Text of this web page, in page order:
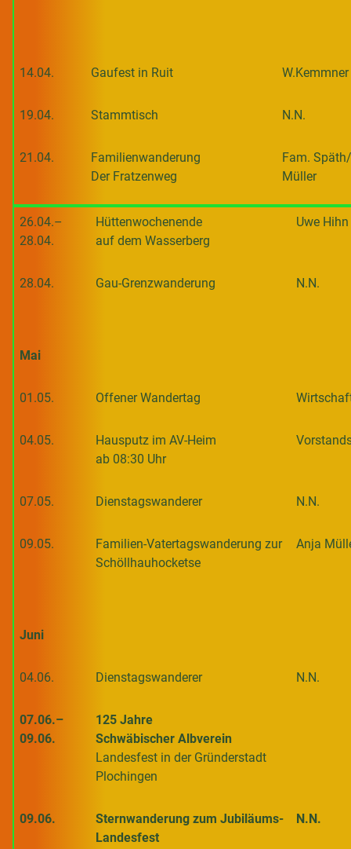
14.04. Gaufest in Ruit W.Kemmner
19.04. Stammtisch N.N.
21.04.
Familienwanderung
Der Fratzenweg
Fam.
Müller
26.04.–
28.04.
Hüttenwochenende
auf dem Wasserberg
Uwe Hihn
28.04. Gau-Grenzwanderung N.N.
Mai
01.05. Offener Wandertag
04.05.
Hausputz im AV-Heim
ab 08:30 Uhr
07.05. Dienstagswanderer N.N.
09.05.
Familien-Vatertagswanderung zur
Schöllhauhocketse
Anja
Juni
04.06. Dienstagswanderer N.N.
07.06.–
09.06.
125 Jahre
Schwäbischer Albverein
Landesfest in der Gründerstadt
Plochingen
09.06.
Sternwanderung zum Jubiläums-
Landesfest
N.N.